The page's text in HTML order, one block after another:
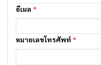
อีเมล *
หมายเลขโทรศัพท์ *